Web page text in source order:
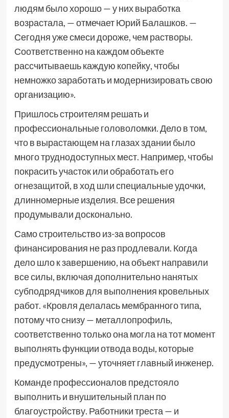
людям было хорошо — у них выработка
возрастала, — отмечает Юрий Балашков. —
Сегодня уже смеси дороже, чем растворы.
Соответственно на каждом объекте
рассчитываешь каждую копейку, чтобы
немножко заработать и модернизировать свою
организацию».
Пришлось строителям решать и
профессиональные головоломки. Дело в том,
что в вырастающем на глазах здании было
много труднодоступных мест. Например, чтобы
покрасить участок или обработать его
огнезащитой, в ход шли специальные удочки,
длинномерные изделия. Все решения
продумывали досконально.
Само строительство из-за вопросов
финансирования не раз продлевали. Когда
дело шло к завершению, на объект направили
все силы, включая дополнительно нанятых
субподрядчиков для выполнения кровельных
работ. «Кровля делалась мембранного типа,
потому что снизу — металлопрофиль,
соответственно только она могла на тот момент
выполнять функции отвода воды, которые
предусмотрены», — уточняет главный инженер.
Команде профессионалов предстояло
выполнить и внушительный план по
благоустройству. Работники треста — и